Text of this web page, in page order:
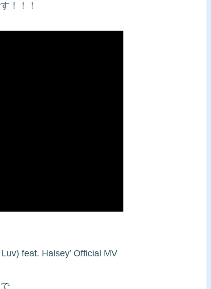
！！！
feat. Halsey’ Official MV